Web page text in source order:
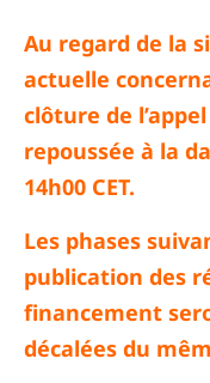
Au regard de la
actuelle
clôture de
repoussée à la
14h00 CET.
Les phases
publication des
financement
décalées du